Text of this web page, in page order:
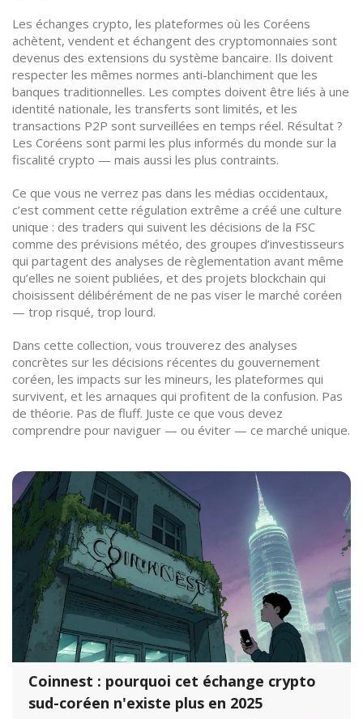
Les échanges crypto, les plateformes où les Coréens
achètent, vendent et échangent des cryptomonnaies sont
devenus des extensions du système bancaire. Ils doivent
respecter les mêmes normes anti-blanchiment que les
banques traditionnelles. Les comptes doivent être liés à une
identité nationale, les transferts sont limités, et les
transactions P2P sont surveillées en temps réel. Résultat ?
Les Coréens sont parmi les plus informés du monde sur la
fiscalité crypto — mais aussi les plus contraints.
Ce que vous ne verrez pas dans les médias occidentaux,
c’est comment cette régulation extrême a créé une culture
unique : des traders qui suivent les décisions de la FSC
comme des prévisions météo, des groupes d’investisseurs
qui partagent des analyses de règlementation avant même
qu’elles ne soient publiées, et des projets blockchain qui
choisissent délibérément de ne pas viser le marché coréen
— trop risqué, trop lourd.
Dans cette collection, vous trouverez des analyses
concrètes sur les décisions récentes du gouvernement
coréen, les impacts sur les mineurs, les plateformes qui
survivent, et les arnaques qui profitent de la confusion. Pas
de théorie. Pas de fluff. Juste ce que vous devez
comprendre pour naviguer — ou éviter — ce marché unique.
Coinnest : pourquoi cet échange crypto
sud-coréen n'existe plus en 2025